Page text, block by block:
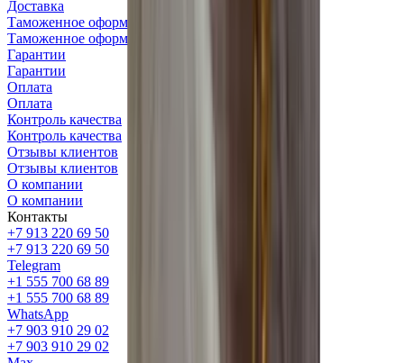
Доставка
Таможенное оформление
Таможенное оформление
Гарантии
Гарантии
Оплата
Оплата
Контроль качества
Контроль качества
Отзывы клиентов
Отзывы клиентов
О компании
О компании
Контакты
+7 913 220 69 50
+7 913 220 69 50
Telegram
+1 555 700 68 89
+1 555 700 68 89
WhatsApp
+7 903 910 29 02
+7 903 910 29 02